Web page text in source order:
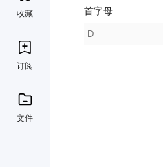
收藏
订阅
文件
首字母
D